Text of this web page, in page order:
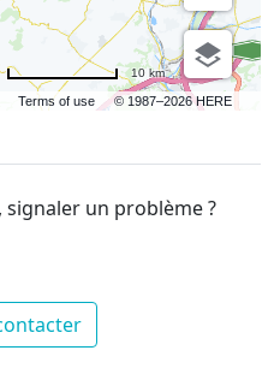
Terms of use © 1987–2026 HERE
10 km
signaler un problème ?